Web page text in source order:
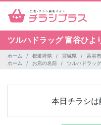
ツルハドラッグ富谷ひよ
ホーム 都道府県 宮城県
富谷市
ホーム
お店の名前 ツルハドラッグ
本日チラシ